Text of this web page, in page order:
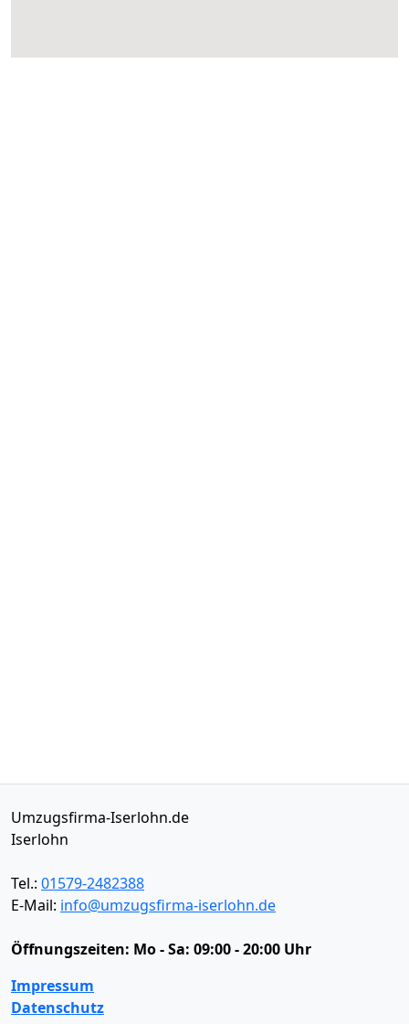
Umzugsfirma-Iserlohn.de
Iserlohn
Tel.: 01579-2482388
E-Mail: info@umzugsfirma-iserlohn.de
Öffnungszeiten: Mo - Sa: 09:00 - 20:00 Uhr
Impressum
Datenschutz